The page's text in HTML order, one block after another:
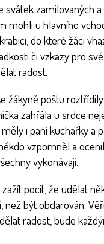
svátek zamilovaných
mohli u hlavního
do které žáci
či vzkazy pro
radost.
žákyně poštu
zahřála u srdce
i paní kuchařky a
vzpomněl a
vykonávají.
pocit, že udělat
než být obdarován.
radost, bude